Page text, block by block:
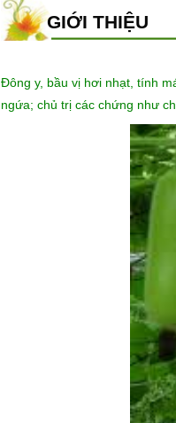
GIỚI THIỆU
Đông y, bầu vị hơi nhạt, tính
ngứa; chủ trị các chứng như